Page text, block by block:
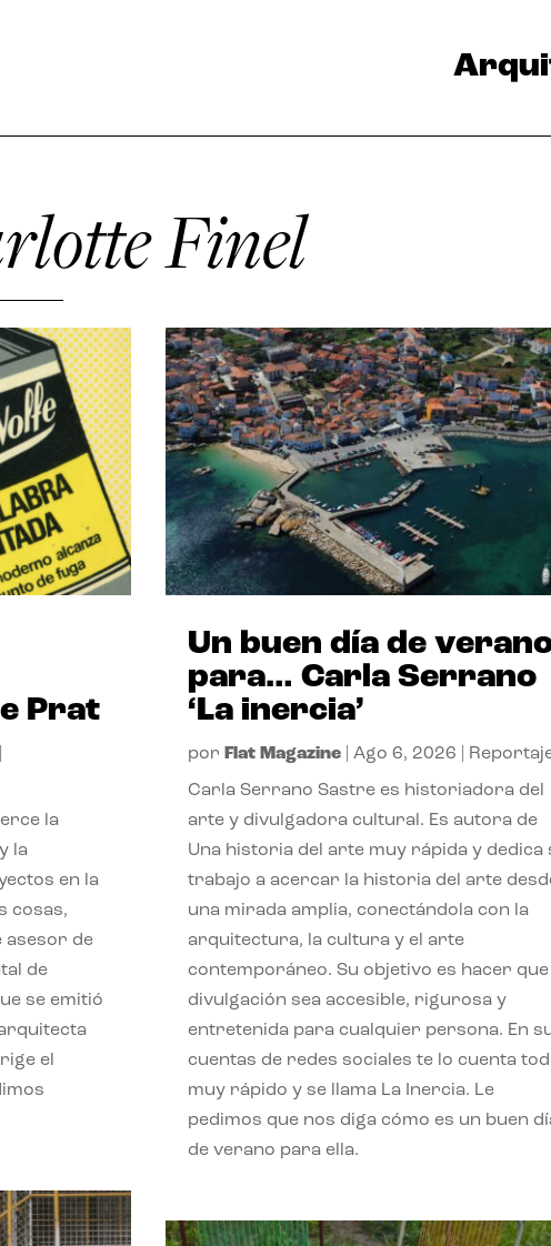
Finel
Prat
la
la
en la
cosas,
asesor de
de
se emitió
el
Un buen día de
para… Carla Serrano
‘La inercia’
por Flat Magazine| Ago 6, 2026
Carla Serrano Sastre es historiadora del
arte y divulgadora cultural. Es autora de
Una historia del arte muy rápida y dedica
trabajo a acercar la historia del arte
una mirada amplia, conectándola con la
arquitectura, la cultura y el arte
contemporáneo. Su objetivo es hacer que
divulgación sea accesible, rigurosa y
entretenida para cualquier persona. En
cuentas de redes sociales te lo cuenta
muy rápido y se llama La Inercia. Le
pedimos que nos diga cómo es un buen
de verano para ella.